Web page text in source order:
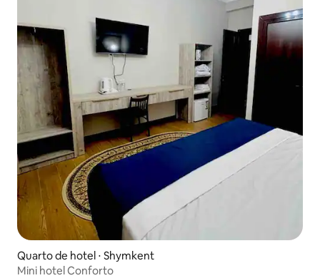
Quarto de hotel ⋅ Shymkent
Mini hotel Conforto